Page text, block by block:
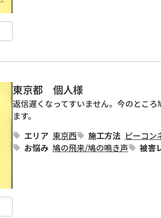
東京都 個人様
返信遅くなってすいません。今のとこ
エリア 東京西 施工方法 ピーコン
お悩み 鳩の飛来/鳩の鳴き声 被害